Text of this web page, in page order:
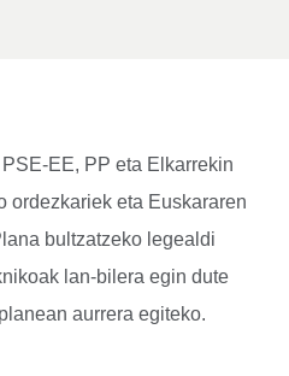
EE, PP eta Elkarrekin
ordezkariek eta Euskararen
bultzatzeko legealdi
lan-bilera egin dute
aurrera egiteko.